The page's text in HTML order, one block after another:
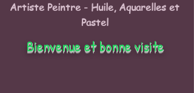
Artiste Peintre - Huile, Aquarelles et
Pastel
Bienvenue et bonne visite